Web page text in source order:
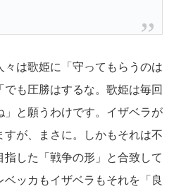
は歌姫に「守ってもらうのは
も圧勝はするな。歌姫は毎回
」と願うわけです。イザベラが
すが、まさに。しかもそれは不
した「戦争の形」と合致して
ベッカもイザベラもそれを「良